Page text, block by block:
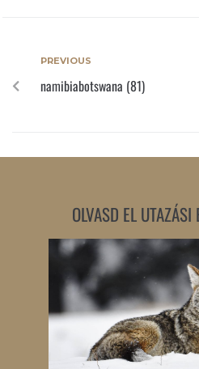
PREVIOUS
namibiabotswana (81)
OLVASD EL